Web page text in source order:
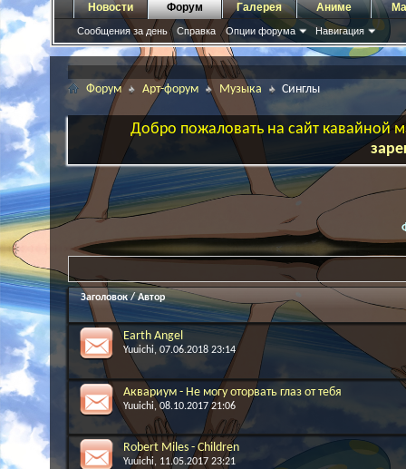
Новости Форум
Сообщения за день Справка Опции форума Навигация
Галерея Аниме
Форум Арт-форум Музыка Синглы
Добро пожаловать на сайт кавайной
Заголовок/Автор
Earth Angel
Yuuichi, 07.06.2018 23:14
Аквариум - Не могу оторвать глаз от тебя
Yuuichi, 08.10.2017 21:06
Robert Miles - Children
Yuuichi, 11.05.2017 23:21